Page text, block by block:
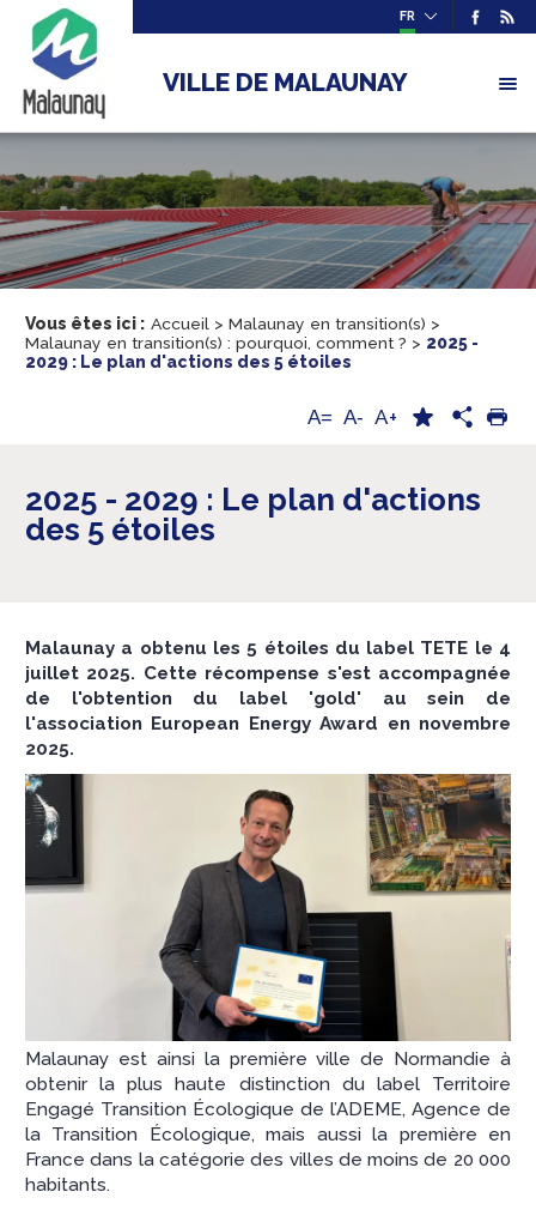
FR
VILLE DE MALAUNAY
Vous êtes ici : Accueil > Malaunay en transition(s) >
Malaunay en transition(s) : pourquoi, comment ? > 2025 -
2029 : Le plan d'actions des 5 étoiles
A= A- A+
2025 - 2029 : Le plan d'actions
des 5 étoiles
Malaunay a obtenu les 5 étoiles du label TETE le 4
juillet 2025. Cette récompense s'est accompagnée
de l'obtention du label 'gold' au sein de
l'association European Energy Award en novembre
2025.
Malaunay est ainsi la première ville de Normandie à
obtenir la plus haute distinction du label Territoire
Engagé Transition Écologique de l’ADEME, Agence de
la Transition Écologique, mais aussi la première en
France dans la catégorie des villes de moins de 20 000
habitants.